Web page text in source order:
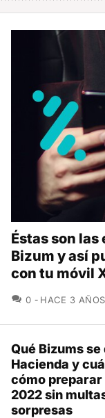
Éstas son
Bizum y así
con tu móvil
0 COMENTARIOS
HACE 3 AÑOS
Qué Bizums
Hacienda y
cómo preparar
2022 sin
sorpresas